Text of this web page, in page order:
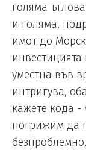
голяма
и голяма,
имот до
уместна във
интригува,
кажете кода -
погрижим да